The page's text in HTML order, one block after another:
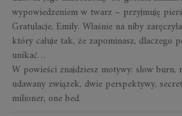
wypowiedzeniem w twarz – przyjmuję
Gratulacje, Emily. Właśnie na niby
który całuje tak, że zapominasz, dlaczego
unikać…
W powieści znajdziesz motywy: slow burn,
udawany związek, dwie perspektywy,
milioner, one bed.